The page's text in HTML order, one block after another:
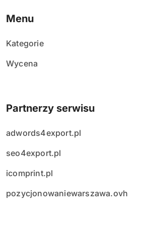
Menu
Kategorie
Wycena
Partnerzy serwisu
adwords4export.pl
seo4export.pl
icomprint.pl
pozycjonowaniewarszawa.ovh